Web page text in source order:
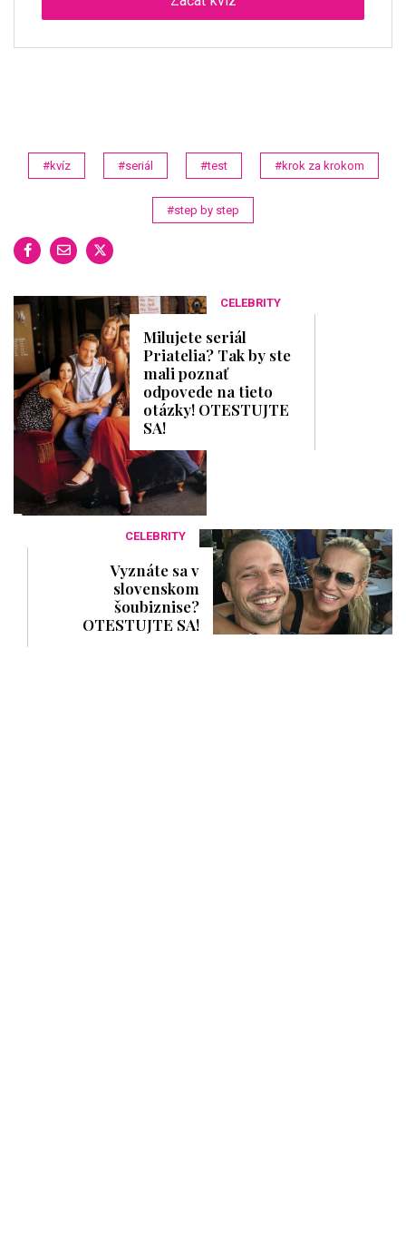
#kvíz #seriál #test #krok za krokom
#step by step
CELEBRITY
Milujete seriál
Priatelia? Tak by ste
mali poznať
odpovede na tieto
otázky! OTESTUJTE
SA!
CELEBRITY
Vyznáte sa v
slovenskom
šoubiznise?
OTESTUJTE SA!